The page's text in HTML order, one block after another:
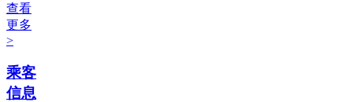
查看
更多
>
乘客
信息